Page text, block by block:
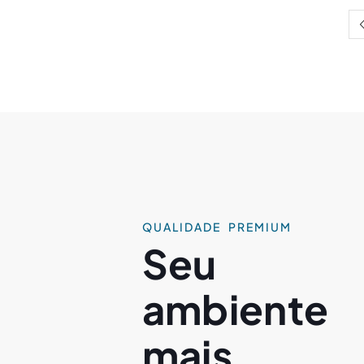
QUALIDADE PREMIUM
Seu
ambiente